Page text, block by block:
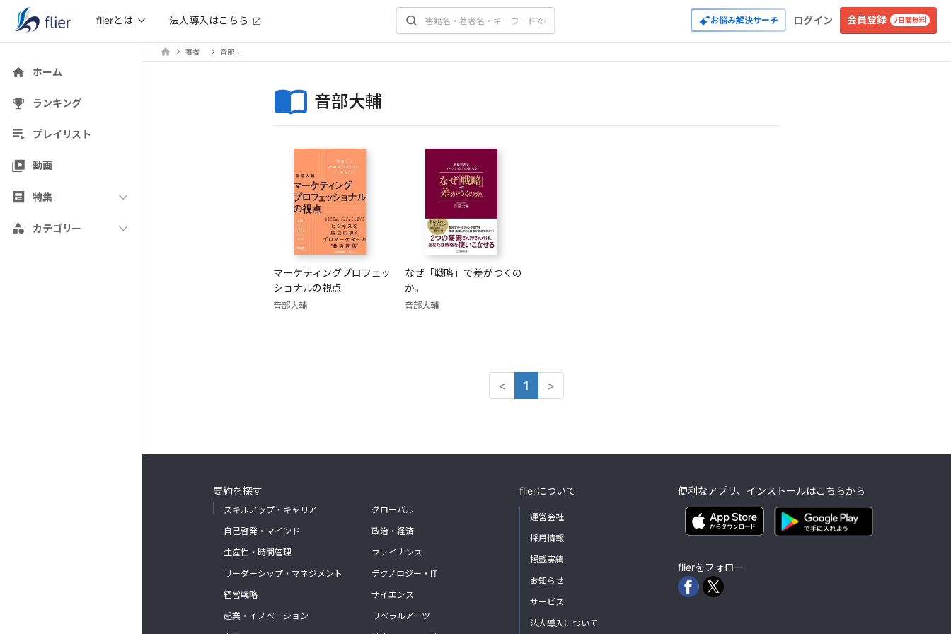
flierとは 法人導入はこちら お悩み解決サーチ ログイン 会員登録 7日間無料
ホーム
ランキング
プレイリスト
動画
特集
カテゴリー
著者 音部大輔
音部大輔
マーケティングプロフェッ
ショナルの視点
音部大輔
なぜ「戦略」で差がつくの
か。
音部大輔
< 1 >
要約を探す
スキルアップ・キャリア
自己啓発・マインド
生産性・時間管理
リーダーシップ・マネジメント
経営戦略
起業・イノベーション
グローバル
政治・経済
ファイナンス
テクノロジー・IT
サイエンス
リベラルアーツ
flierについて
運営会社
採用情報
掲載実績
お知らせ
サービス
法人導入について
便利なアプリ、インストールはこちらから
flierをフォロー